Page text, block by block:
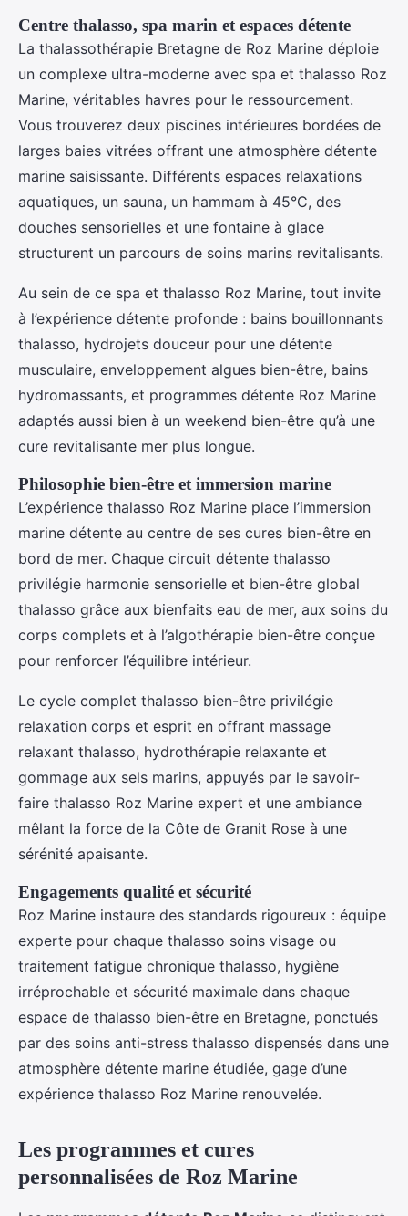
Centre thalasso, spa marin et espaces détente
La thalassothérapie Bretagne de Roz Marine déploie
un complexe ultra-moderne avec spa et thalasso Roz
Marine, véritables havres pour le ressourcement.
Vous trouverez deux piscines intérieures bordées de
larges baies vitrées offrant une atmosphère détente
marine saisissante. Différents espaces relaxations
aquatiques, un sauna, un hammam à 45°C, des
douches sensorielles et une fontaine à glace
structurent un parcours de soins marins revitalisants.
Au sein de ce spa et thalasso Roz Marine, tout invite
à l’expérience détente profonde : bains bouillonnants
thalasso, hydrojets douceur pour une détente
musculaire, enveloppement algues bien-être, bains
hydromassants, et programmes détente Roz Marine
adaptés aussi bien à un weekend bien-être qu’à une
cure revitalisante mer plus longue.
Philosophie bien-être et immersion marine
L’expérience thalasso Roz Marine place l’immersion
marine détente au centre de ses cures bien-être en
bord de mer. Chaque circuit détente thalasso
privilégie harmonie sensorielle et bien-être global
thalasso grâce aux bienfaits eau de mer, aux soins du
corps complets et à l’algothérapie bien-être conçue
pour renforcer l’équilibre intérieur.
Le cycle complet thalasso bien-être privilégie
relaxation corps et esprit en offrant massage
relaxant thalasso, hydrothérapie relaxante et
gommage aux sels marins, appuyés par le savoir-
faire thalasso Roz Marine expert et une ambiance
mêlant la force de la Côte de Granit Rose à une
sérénité apaisante.
Engagements qualité et sécurité
Roz Marine instaure des standards rigoureux : équipe
experte pour chaque thalasso soins visage ou
traitement fatigue chronique thalasso, hygiène
irréprochable et sécurité maximale dans chaque
espace de thalasso bien-être en Bretagne, ponctués
par des soins anti-stress thalasso dispensés dans une
atmosphère détente marine étudiée, gage d’une
expérience thalasso Roz Marine renouvelée.
Les programmes et cures
personnalisées de Roz Marine